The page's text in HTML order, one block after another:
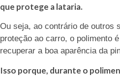
que protege a lataria.
Ou seja, ao contrário de outros
proteção ao carro, o polimento
recuperar a boa aparência da
Isso porque, durante o